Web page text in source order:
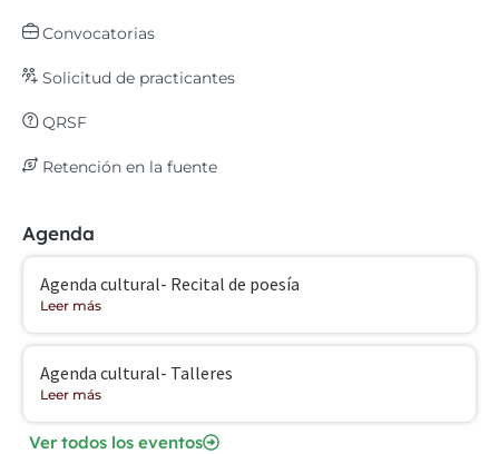
Convocatorias
Solicitud de practicantes
QRSF
Retención en la fuente
Agenda
Agenda cultural- Recital de poesía
Leer más
Agenda cultural- Talleres
Leer más
Ver todos los eventos